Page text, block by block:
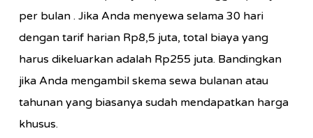
per bulan . Jika Anda menyewa selama 30 hari
dengan tarif harian Rp8,5 juta, total biaya yang
harus dikeluarkan adalah Rp255 juta. Bandingkan
jika Anda mengambil skema sewa bulanan atau
tahunan yang biasanya sudah mendapatkan harga
khusus.